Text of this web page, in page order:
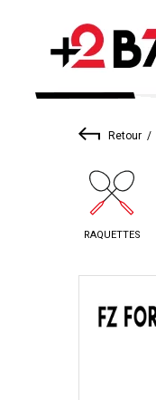
Retour
RAQUETTES